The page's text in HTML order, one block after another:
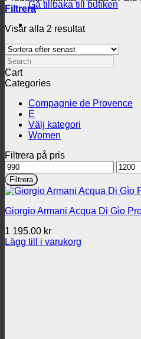
Gå tillbaka till butiken
Filtrera
Visar alla 2 resultatSortera
senaste
Search
Cart
Categories
Compagnie de Provence
E
Välj kategori
Women
Filtrera på pris
Min
pris
Max
pris
Filtrera
Giorgio Armani Acqua Di Gìo
1 195.00 kr
Lägg till i varukorg